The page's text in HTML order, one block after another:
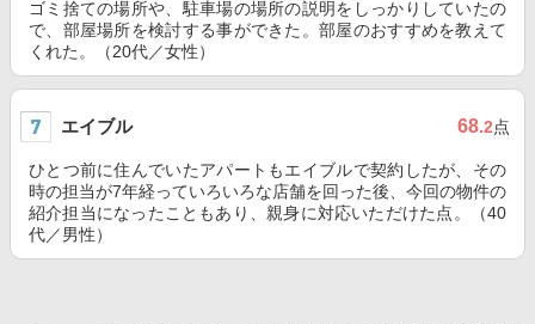
ゴミ捨ての場所や、駐車場の場所の説明をしっかりしていたの
で、部屋場所を検討する事ができた。部屋のおすすめを教えて
くれた。（20代／女性）
エイブル 68.2点
ひとつ前に住んでいたアパートもエイブルで契約したが、その
時の担当が7年経っていろいろな店舗を回った後、今回の物件の
紹介担当になったこともあり、親身に対応いただけた点。（40
代／男性）